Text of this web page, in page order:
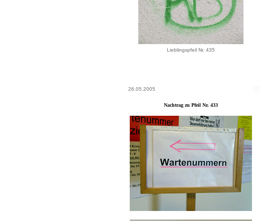
Lieblingspfeil Nr. 435
26.05.2005
Nachtrag zu Pfeil Nr. 433